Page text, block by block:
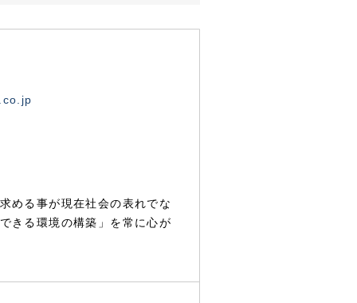
める事が現在社会の表れでな
きる環境の構築」を常に心が